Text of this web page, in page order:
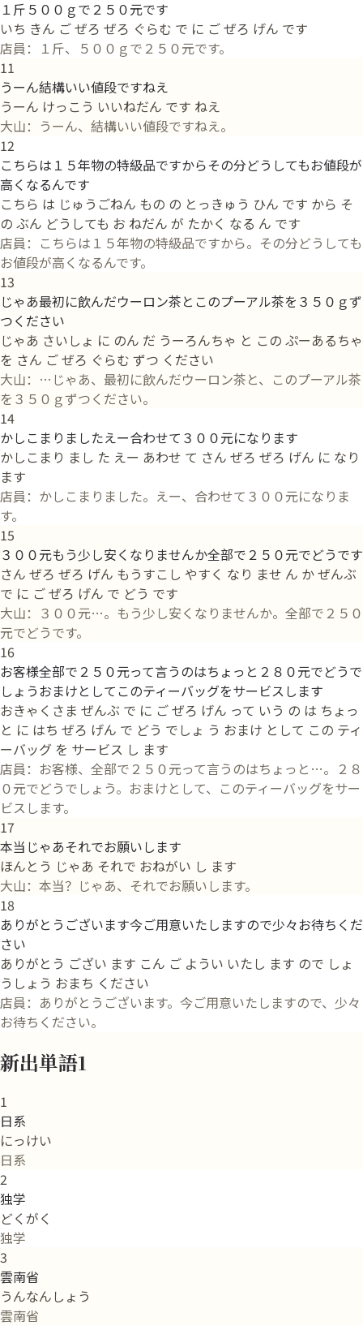
１斤５００ｇで２５０元です
いち きん ご ぜろ ぜろ ぐらむ で に ご ぜろ げん です
店員：１斤、５００ｇで２５０元です。
11
うーん結構いい値段ですねえ
うーん けっこう いいねだん です ねえ
大山：うーん、結構いい値段ですねえ。
12
こちらは１５年物の特級品ですからその分どうしてもお値段が
高くなるんです
こちら は じゅうごねん もの の とっきゅう ひん です から そ
の ぶん どうしても お ねだん が たかく なる ん です
店員：こちらは１５年物の特級品ですから。その分どうしても
お値段が高くなるんです。
13
じゃあ最初に飲んだウーロン茶とこのプーアル茶を３５０ｇず
つください
じゃあ さいしょ に のん だ うーろんちゃ と この ぷーあるちゃ
を さん ご ぜろ ぐらむ ずつ ください
大山：…じゃあ、最初に飲んだウーロン茶と、このプーアル茶
を３５０ｇずつください。
14
かしこまりましたえー合わせて３００元になります
かしこまり まし た えー あわせ て さん ぜろ ぜろ げん に なり
ます
店員：かしこまりました。えー、合わせて３００元になりま
す。
15
３００元もう少し安くなりませんか全部で２５０元でどうです
さん ぜろ ぜろ げん もうすこし やすく なり ませ ん か ぜんぶ
で に ご ぜろ げん で どう です
大山：３００元…。もう少し安くなりませんか。全部で２５０
元でどうです。
16
お客様全部で２５０元って言うのはちょっと２８０元でどうで
しょうおまけとしてこのティーバッグをサービスします
おきゃくさま ぜんぶ で に ご ぜろ げん って いう の は ちょっ
と に はち ぜろ げん で どう でしょ う おまけ として この ティ
ーバッグ を サービス し ます
店員：お客様、全部で２５０元って言うのはちょっと…。２８
０元でどうでしょう。おまけとして、このティーバッグをサー
ビスします。
17
本当じゃあそれでお願いします
ほんとう じゃあ それで おねがい し ます
大山：本当？じゃあ、それでお願いします。
18
ありがとうございます今ご用意いたしますので少々お待ちくだ
さい
ありがとう ござい ます こん ご ようい いたし ます ので しょ
うしょう おまち ください
店員：ありがとうございます。今ご用意いたしますので、少々
お待ちください。
新出単語1
1
日系
にっけい
日系
2
独学
どくがく
独学
3
雲南省
うんなんしょう
雲南省